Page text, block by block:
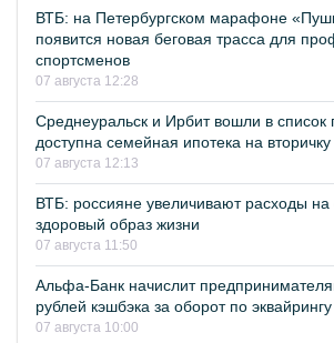
ВТБ: на Петербургском марафоне
появится новая беговая трасса для
спортсменов
07 августа 12:28
Среднеуральск и Ирбит вошли в список
доступна семейная ипотека на вторичку
07 августа 12:13
ВТБ: россияне увеличивают расходы на
здоровый образ жизни
07 августа 11:50
Альфа-Банк начислит
рублей кэшбэка за оборот по эквайрингу
07 августа 10:00